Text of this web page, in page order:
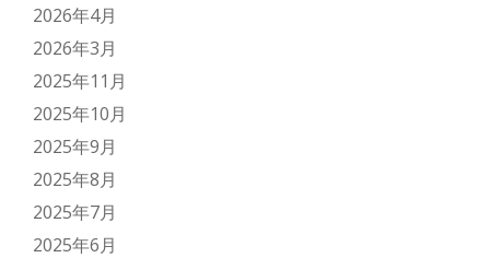
2026年4月
2026年3月
2025年11月
2025年10月
2025年9月
2025年8月
2025年7月
2025年6月